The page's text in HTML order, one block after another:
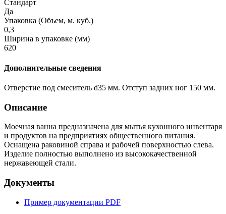
Стандарт
Да
Упаковка (Объем, м. куб.)
0,3
Ширина в упаковке (мм)
620
Дополнительные сведения
Отверстие под смеситель d35 мм. Отступ задних ног 150 мм.
Описание
Моечная ванна предназначена для мытья кухонного инвентаря
и продуктов на предприятиях общественного питания.
Оснащена раковиной справа и рабочей поверхностью слева.
Изделие полностью выполнено из высококачественной
нержавеющей стали.
Документы
Пример документации PDF